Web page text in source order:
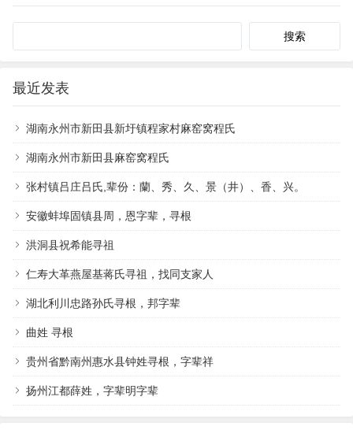
最近发表
湖南永州市新田县新圩镇程家村麻窑窝程氏
湖南永州市新田县麻窑窝程氏
张村镇吕庄吕氏,辈份：蘭、秀、久、景（井）、香、兴。
安徽蚌埠固镇县周，恩字辈，寻根
洪洞县祝希能寻祖
仁寿大革燕屋基蒋氏寻祖，找同支家人
湖北利川忠路孙氏寻根，邦字辈
曲姓 寻根
贵州省黔南州惠水县钟姓寻根，字辈祥
扬州江都薛姓，字辈明字辈